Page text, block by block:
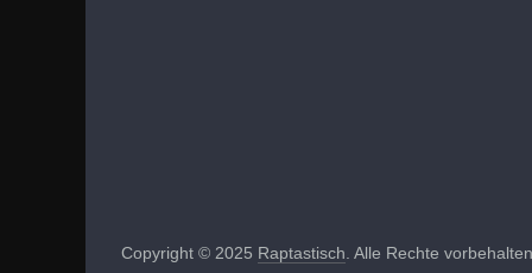
Copyright © 2025 Raptastisch . Alle Rechte